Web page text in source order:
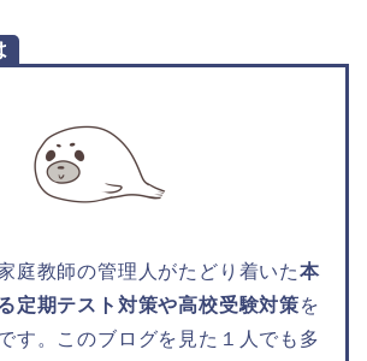
庭教師の管理人がたどり着いた本
定期テスト対策や高校受験対策を
す。このブログを見た１人でも多